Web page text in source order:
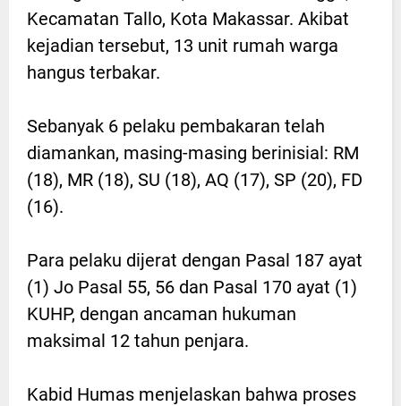
Kecamatan Tallo, Kota Makassar. Akibat
kejadian tersebut, 13 unit rumah warga
hangus terbakar.
Sebanyak 6 pelaku pembakaran telah
diamankan, masing-masing berinisial: RM
(18), MR (18), SU (18), AQ (17), SP (20), FD
(16).
Para pelaku dijerat dengan Pasal 187 ayat
(1) Jo Pasal 55, 56 dan Pasal 170 ayat (1)
KUHP, dengan ancaman hukuman
maksimal 12 tahun penjara.
Kabid Humas menjelaskan bahwa proses